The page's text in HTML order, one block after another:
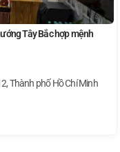
Tây Bắc hợp mệnh
Thành phố Hồ Chí Minh